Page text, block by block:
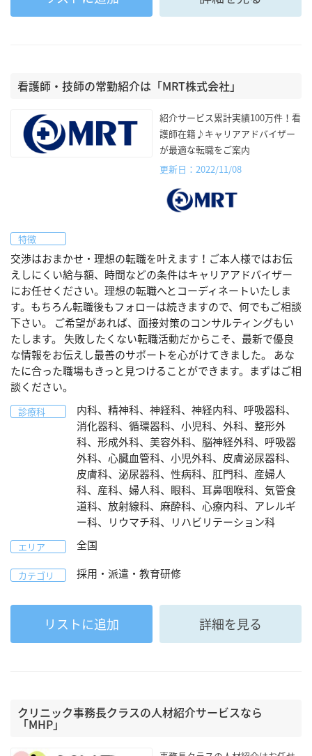
看護師・技師の常勤紹介は「MRT株式会社」
紹介サービス累計実績100万件！看
護師在籍♪キャリアアドバイザー
が最適な転職をご案内
更新日：2022/11/08
特徴
交渉はおまかせ・理想の転職を叶えます！ご本人様ではお伝
えしにくい給与額、時間などの条件はキャリアアドバイザー
にお任せください。理想の転職へとコーディネートいたしま
す。もちろん転職後もフォローは続きますので、何でもご相談
下さい。 ご希望があれば、面接対策のコンサルティングもい
たします。 失敗したくない転職活動だからこそ、最新で優良
な情報をお伝えし最善のサポートを心がけてきました。 あな
たに合った職場もきっと見つけることができます。まずはご相
談ください。
診療科
内科、精神科、神経科、神経内科、呼吸器科、
消化器科、循環器科、小児科、外科、整形外
科、形成外科、美容外科、脳神経外科、呼吸器
外科、心臓血管科、小児外科、皮膚泌尿器科、
皮膚科、泌尿器科、性病科、肛門科、産婦人
科、産科、婦人科、眼科、耳鼻咽喉科、気管食
道科、放射線科、麻酔科、心療内科、アレルギ
ー科、リウマチ科、リハビリテーション科
エリア 全国
カテゴリ 採用・派遣・教育研修
リストに追加 詳細を見る
クリニック事務長クラスの人材紹介サービスなら
「MHP」